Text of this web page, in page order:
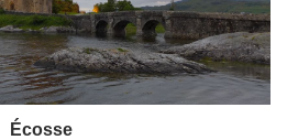
Écosse